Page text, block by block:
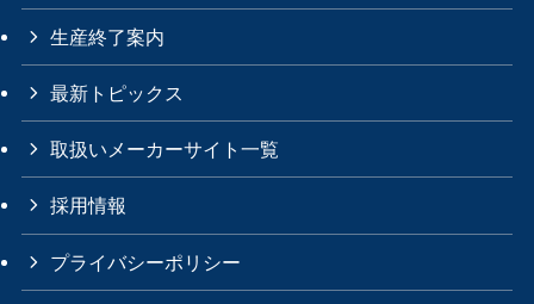
生産終了案内
最新トピックス
取扱いメーカーサイト一覧
採用情報
プライバシーポリシー